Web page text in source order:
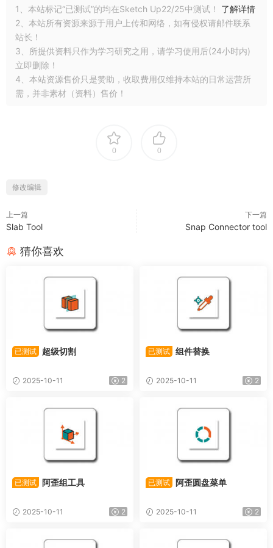
1、本站标记“已测试”的均在Sketch Up22/25中测试！ 了解详情
2、本站所有资源来源于用户上传和网络，如有侵权请邮件联系
站长！
3、所提供资料只作为学习研究之用，请学习使用后(24小时内)
立即删除！
4、本站资源售价只是赞助，收取费用仅维持本站的日常运营所
需，并非素材（资料）售价！
0 0
修改编辑
上一篇
Slab Tool
下一篇
Snap Connector tool
猜你喜欢
已测试 超级切割
2025-10-11 2
已测试 组件替换
2025-10-11 2
已测试 阿歪组工具
2025-10-11 2
已测试 阿歪圆盘菜单
2025-10-11 2